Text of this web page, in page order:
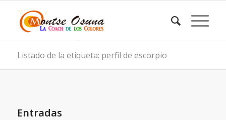
Listado de la etiqueta: perfil de escorpio
Entradas